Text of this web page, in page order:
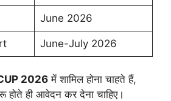
June 2026
June-July 2026
2026 में शामिल होना चाहते हैं,
ही आवेदन कर देना चाहिए।